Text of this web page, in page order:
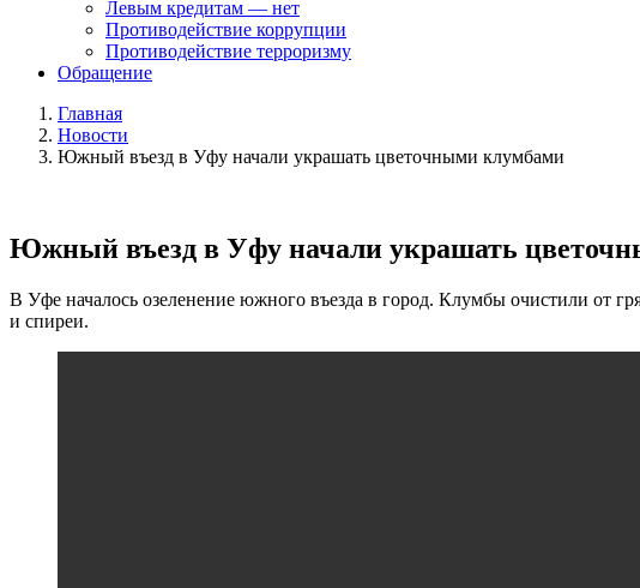
Левым кредитам — нет
Противодействие коррупции
Противодействие терроризму
Обращение
Главная
Новости
Южный въезд в Уфу начали украшать цветочными клумбами
Южный въезд в Уфу начали украшать
В Уфе началось озеленение южного въезда в город. Клумбы очистили от
и спиреи.